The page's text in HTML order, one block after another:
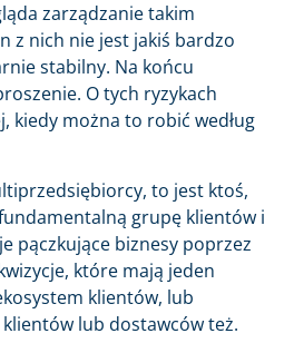
zarządzanie takim
z nich nie jest jakiś bardzo
stabilny. Na końcu
O tych ryzykach
kiedy można to robić według
to jest ktoś,
grupę klientów i
pączkujące biznesy poprzez
które mają jeden
klientów, lub
lub dostawców też.